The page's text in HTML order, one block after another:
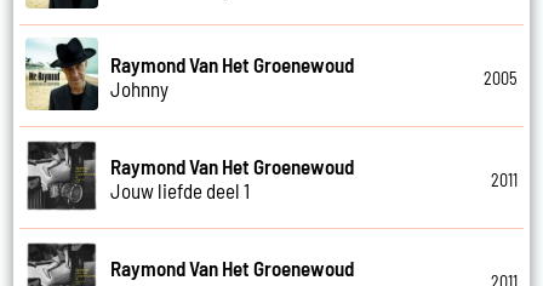
Raymond Van Het Groenewoud
Johnny
2005
Raymond Van Het Groenewoud
Jouw liefde deel 1
2011
Raymond Van Het Groenewoud
2011